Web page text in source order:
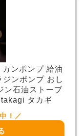
ンポンプ 給油
ンポンプ おし
ン石油ストーブ
タカギ